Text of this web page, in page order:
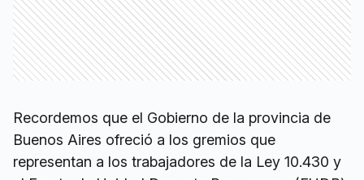
Recordemos que el Gobierno de la provincia de
Buenos Aires ofreció a los gremios que
representan a los trabajadores de la Ley 10.430 y